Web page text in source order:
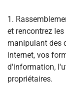
1.
et rencontrez
manipulant des
internet, vos
d'information,
propriétaires.